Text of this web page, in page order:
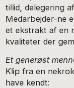
tillid, delegering
Medarbejder-ne
et ekstrakt af en
kvaliteter der
Et generøst
Klip fra en
have kendt: